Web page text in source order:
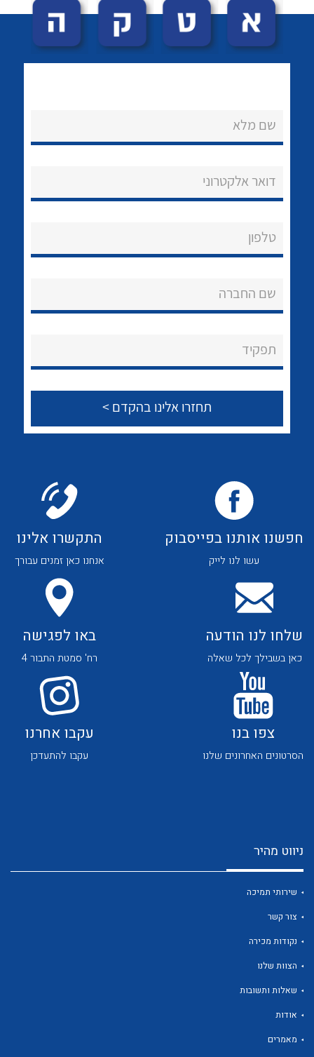
הצוות שלנו
שירותי תמיכה
לכל מוצרי היצרן לכל מוצרי היצרן
לכל מוצרי היצרן לכל מוצרי היצרן
לכל מוצרי היצרן לכל מוצרי היצרן
לכל מוצרי היצרן
שם מלא
דואר אלקטרוני
טלפון
שם החברה
תפקיד
חפשנו אותנו בפייסבוק
עשו לנו לייק
התקשרו אלינו
אנחנו כאן זמנים עבורך
שלחו לנו הודעה
כאן בשבילך לכל שאלה
באו לפגישה
רח' סמטת התבור 4
צפו בנו
הסרטונים האחרונים שלנו
עקבו אחרנו
עקבו להתעדכן
ניווט מהיר
שירותי תמיכה
צור קשר
נקודות מכירה
הצוות שלנו
שאלות ותשובות
אודות
מאמרים